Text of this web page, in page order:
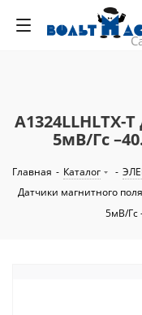
5мВ/Гс
Главная - Каталог -
Датчики магнитного поля
5мВ/Гс